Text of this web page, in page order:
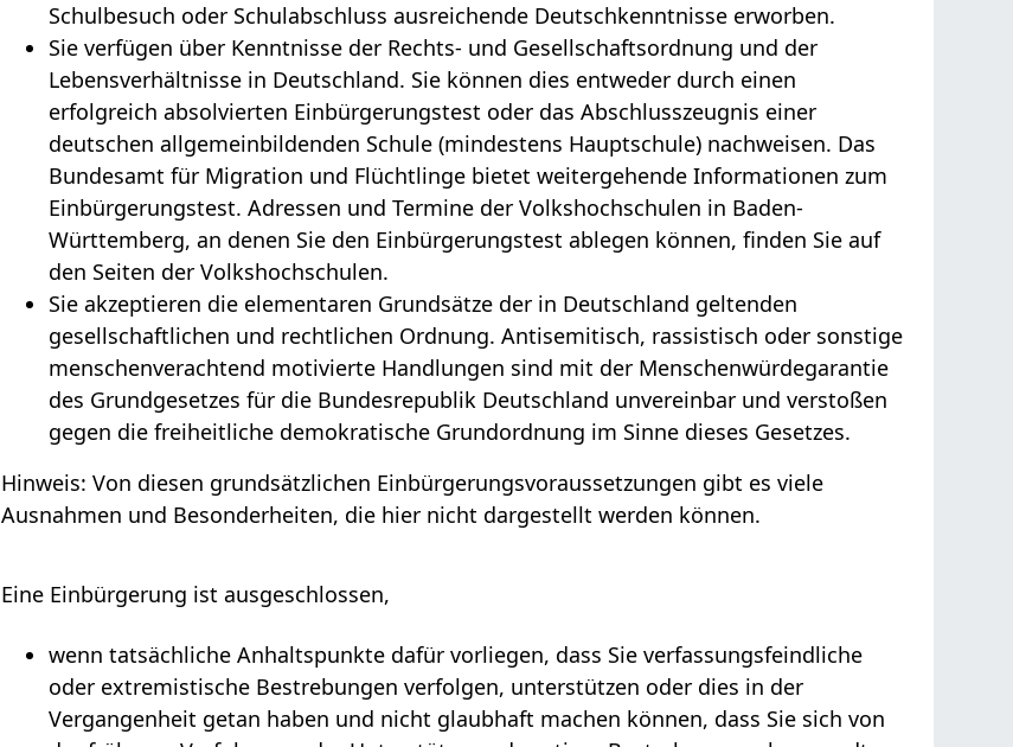
Schulbesuch oder Schulabschluss ausreichende Deutschkenntnisse erworben.
Sie verfügen über Kenntnisse der Rechts- und Gesellschaftsordnung und der
Lebensverhältnisse in Deutschland. Sie können dies entweder durch einen
erfolgreich absolvierten Einbürgerungstest oder das Abschlusszeugnis einer
deutschen allgemeinbildenden Schule (mindestens Hauptschule) nachweisen. Das
Bundesamt für Migration und Flüchtlinge bietet weitergehende Informationen zum
Einbürgerungstest. Adressen und Termine der Volkshochschulen in Baden-
Württemberg, an denen Sie den Einbürgerungstest ablegen können, finden Sie auf
den Seiten der Volkshochschulen.
Sie akzeptieren die elementaren Grundsätze der in Deutschland geltenden
gesellschaftlichen und rechtlichen Ordnung. Antisemitisch, rassistisch oder sonstige
menschenverachtend motivierte Handlungen sind mit der Menschenwürdegarantie
des Grundgesetzes für die Bundesrepublik Deutschland unvereinbar und verstoßen
gegen die freiheitliche demokratische Grundordnung im Sinne dieses Gesetzes.
Hinweis: Von diesen grundsätzlichen Einbürgerungsvoraussetzungen gibt es viele
Ausnahmen und Besonderheiten, die hier nicht dargestellt werden können.
Eine Einbürgerung ist ausgeschlossen,
wenn tatsächliche Anhaltspunkte dafür vorliegen, dass Sie verfassungsfeindliche
oder extremistische Bestrebungen verfolgen, unterstützen oder dies in der
Vergangenheit getan haben und nicht glaubhaft machen können, dass Sie sich von